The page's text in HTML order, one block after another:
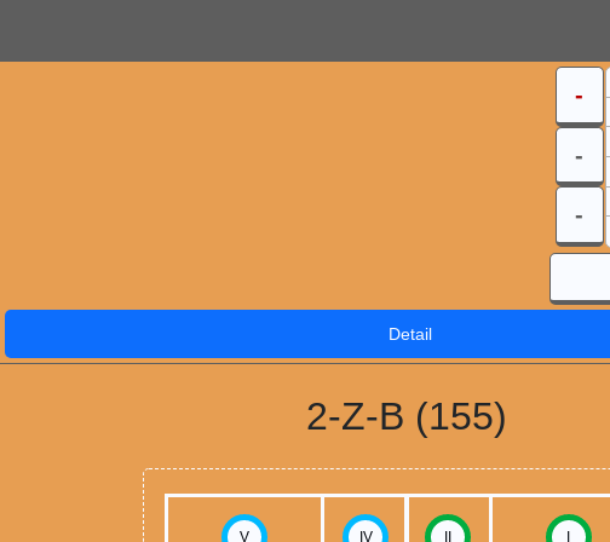
-
-
-
Detail
2-Z-B (155)
V IV II I